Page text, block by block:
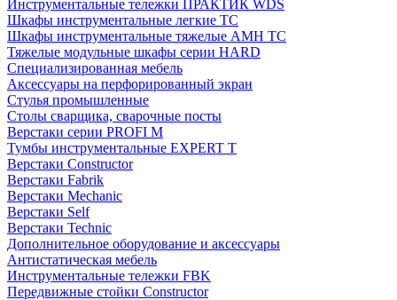
Инструментальные тележки ПРАКТИК WDS
Шкафы инструментальные легкие ТС
Шкафы инструментальные тяжелые AMH TC
Тяжелые модульные шкафы серии HARD
Cпециализированная мебель
Аксессуары на перфорированный экран
Стулья промышленные
Столы сварщика, сварочные посты
Верстаки серии PROFI M
Тумбы инструментальные EXPERT T
Верстаки Constructor
Верстаки Fabrik
Верстаки Mechanic
Верстаки Self
Верстаки Technic
Дополнительное оборудование и аксессуары
Антистатическая мебель
Инструментальные тележки FBK
Передвижные стойки Constructor